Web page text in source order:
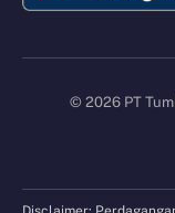
© 2026 PT